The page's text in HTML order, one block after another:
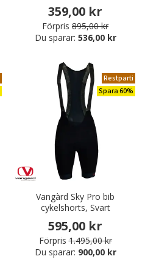
359,00 kr
Förpris 895,00 kr
Du sparar: 536,00 kr
Restparti
Spara 60%
Vangàrd Sky Pro bib
cykelshorts, Svart
595,00 kr
Förpris 1.495,00 kr
Du sparar: 900,00 kr